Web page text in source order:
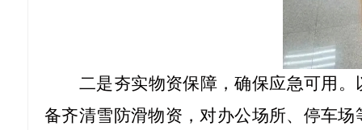
二是夯实物资保障，确保应急可用
备齐清雪防滑物资，对办公场所、停车